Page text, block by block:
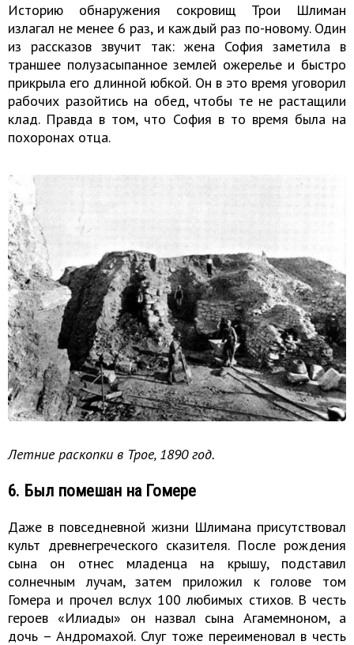
Историю обнаружения сокровищ Трои Шлиман
излагал не менее 6 раз, и каждый раз по-новому. Один
из рассказов звучит так: жена София заметила в
траншее полузасыпанное землей ожерелье и быстро
прикрыла его длинной юбкой. Он в это время уговорил
рабочих разойтись на обед, чтобы те не растащили
клад. Правда в том, что София в то время была на
похоронах отца.
Летние раскопки в Трое, 1890 год.
6. Был помешан на Гомере
Даже в повседневной жизни Шлимана присутствовал
культ древнегреческого сказителя. После рождения
сына он отнес младенца на крышу, подставил
солнечным лучам, затем приложил к голове том
Гомера и прочел вслух 100 любимых стихов. В честь
героев «Илиады» он назвал сына Агамемноном, а
дочь – Андромахой. Слуг тоже переименовал в честь